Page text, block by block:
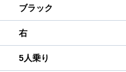
ブラック
右
5人乗り